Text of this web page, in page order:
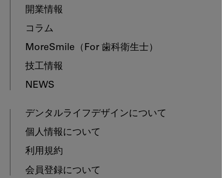
開業情報
コラム
MoreSmile （For 歯科衛生士）
技工情報
NEWS
デンタルライフデザインについて
個人情報について
利用規約
会員登録について